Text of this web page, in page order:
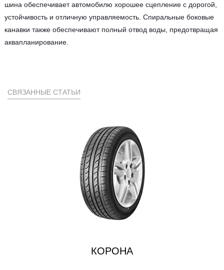
шина обеспечивает автомобилю хорошее сцепление с дорогой,
устойчивость и отличную управляемость. Спиральные боковые
канавки также обеспечивают полный отвод воды, предотвращая
аквапланирование.
СВЯЗАННЫЕ СТАТЬИ
КОРОНА